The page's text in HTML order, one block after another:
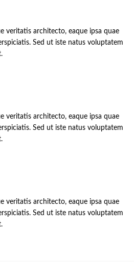
veritatis architecto, eaque ipsa quae
Sed ut iste natus voluptatem
veritatis architecto, eaque ipsa quae
Sed ut iste natus voluptatem
veritatis architecto, eaque ipsa quae
Sed ut iste natus voluptatem